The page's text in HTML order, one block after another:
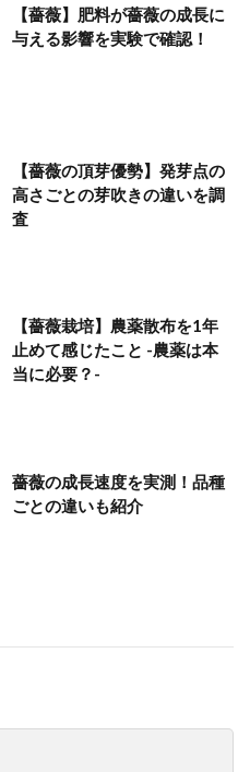
【薔薇】肥料が薔薇の成長に
与える影響を実験で確認！
【薔薇の頂芽優勢】発芽点の
高さごとの芽吹きの違いを調
査
【薔薇栽培】農薬散布を1年
止めて感じたこと -農薬は本
当に必要？-
薔薇の成長速度を実測！品種
ごとの違いも紹介